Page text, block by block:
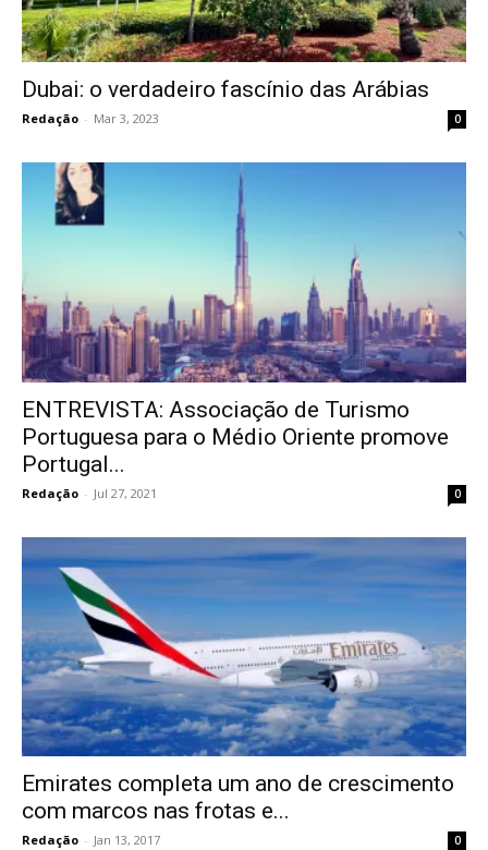
Dubai: o verdadeiro fascínio das Arábias
Redação - Mar 3, 2023 0
ENTREVISTA: Associação de Turismo
Portuguesa para o Médio Oriente promove
Portugal...
Redação - Jul 27, 2021 0
Emirates completa um ano de crescimento
com marcos nas frotas e...
Redação - Jan 13, 2017 0